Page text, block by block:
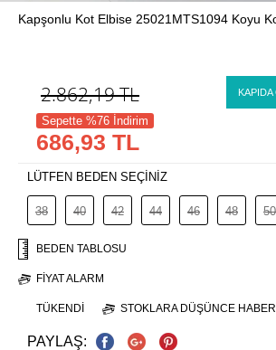
Kapşonlu Kot Elbise 25021MTS1094 Koyu
2.862,19TL KAPIDA
Sepette %76 İndirim
686,93 TL
LÜTFEN BEDEN SEÇİNİZ
38 40 42 44 46 48 50
BEDEN TABLOSU
FIYAT ALARM
TÜKENDI STOKLARA DÜŞÜNCE
PAYLAŞ: